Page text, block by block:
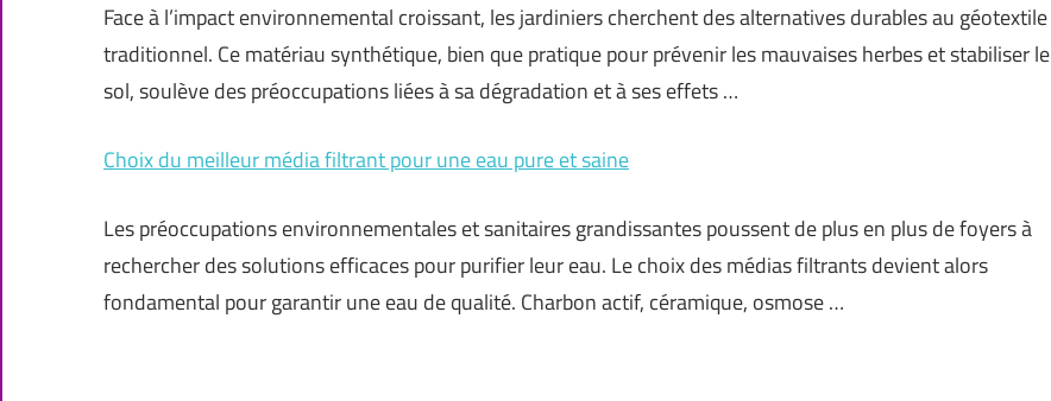
Face à l’impact environnemental croissant, les jardiniers cherchent des alternatives durables au géotextile
traditionnel. Ce matériau synthétique, bien que pratique pour prévenir les mauvaises herbes et stabiliser le
sol, soulève des préoccupations liées à sa dégradation et à ses effets …
Choix du meilleur média filtrant pour une eau pure et saine
Les préoccupations environnementales et sanitaires grandissantes poussent de plus en plus de foyers à
rechercher des solutions efficaces pour purifier leur eau. Le choix des médias filtrants devient alors
fondamental pour garantir une eau de qualité. Charbon actif, céramique, osmose …